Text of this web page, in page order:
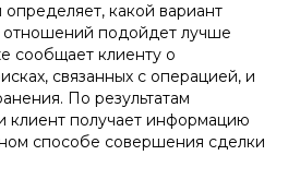
определяет, какой вариант
подойдет лучше
сообщает клиенту о
связанных с операцией, и
По результатам
клиент получает информацию
способе совершения сделки